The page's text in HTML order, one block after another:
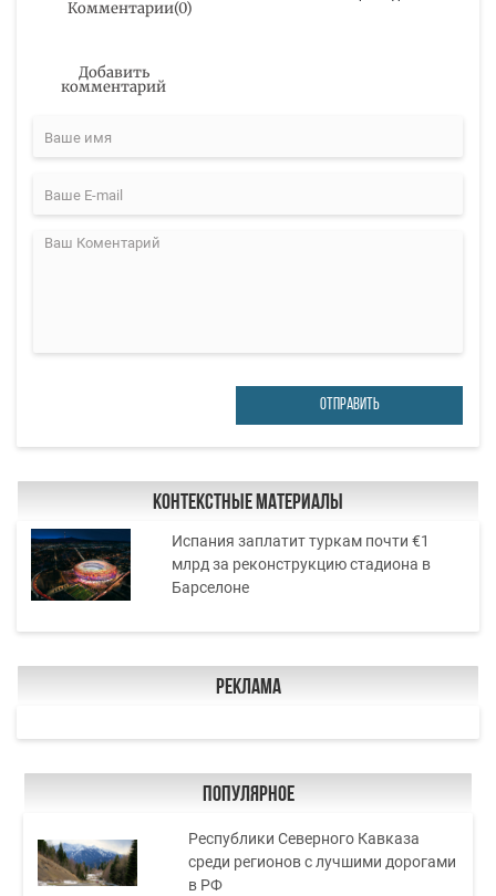
Комментарии(0)
Добавить
комментарий
ОТПРАВИТЬ
Контекстные материалы
Испания заплатит туркам почти €1
млрд за реконструкцию стадиона в
Барселоне
Реклама
Популярное
Республики Северного Кавказа
среди регионов с лучшими дорогами
в РФ